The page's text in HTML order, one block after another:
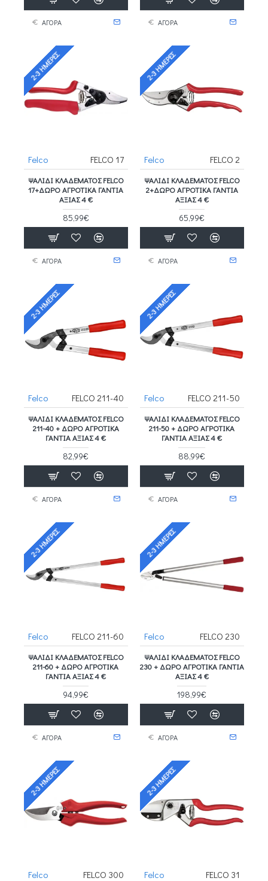
ΑΓΟΡΑ ΑΓΟΡΑ
2-3 ΗΜΈΡΕΣ
Felco FELCO 17
ΨΑΛΊΔΙ ΚΛΑΔΈΜΑΤΟΣ FELCO
17+ΔΩΡΟ ΑΓΡΟΤΙΚΑ ΓΑΝΤΙΑ
ΑΞΙΑΣ 4 €
85,99€
ΑΓΟΡΑ
2-3 ΗΜΈΡΕΣ
Felco FELCO 2
ΨΑΛΊΔΙ ΚΛΑΔΈΜΑΤΟΣ FELCO
2+ΔΩΡΟ ΑΓΡΟΤΙΚΑ ΓΑΝΤΙΑ
ΑΞΙΑΣ 4 €
65,99€
ΑΓΟΡΑ
2-3 ΗΜΈΡΕΣ
Felco FELCO 211-40
ΨΑΛΊΔΙ ΚΛΑΔΈΜΑΤΟΣ FELCO
211-40 + ΔΩΡΟ ΑΓΡΟΤΙΚΑ
ΓΑΝΤΙΑ ΑΞΙΑΣ 4 €
82,99€
ΑΓΟΡΑ
2-3 ΗΜΈΡΕΣ
Felco FELCO 211-50
ΨΑΛΊΔΙ ΚΛΑΔΈΜΑΤΟΣ FELCO
211-50 + ΔΩΡΟ ΑΓΡΟΤΙΚΑ
ΓΑΝΤΙΑ ΑΞΙΑΣ 4 €
88,99€
ΑΓΟΡΑ
2-3 ΗΜΈΡΕΣ
Felco FELCO 211-60
ΨΑΛΊΔΙ ΚΛΑΔΈΜΑΤΟΣ FELCO
211-60 + ΔΩΡΟ ΑΓΡΟΤΙΚΑ
ΓΑΝΤΙΑ ΑΞΙΑΣ 4 €
94,99€
ΑΓΟΡΑ
2-3 ΗΜΈΡΕΣ
Felco FELCO 230
ΨΑΛΊΔΙ ΚΛΑΔΈΜΑΤΟΣ FELCO
230 + ΔΩΡΟ ΑΓΡΟΤΙΚΑ ΓΑΝΤΙΑ
ΑΞΙΑΣ 4 €
198,99€
ΑΓΟΡΑ
2-3 ΗΜΈΡΕΣ
Felco FELCO 300
2-3 ΗΜΈΡΕΣ
Felco FELCO 31